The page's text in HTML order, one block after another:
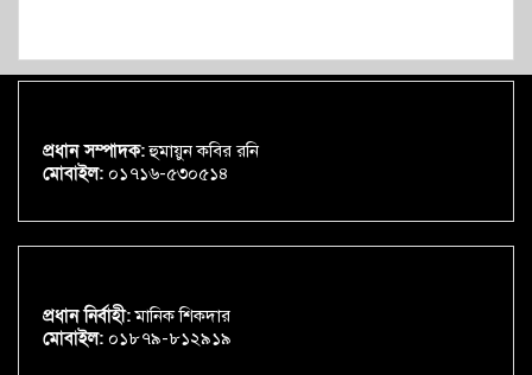
প্রধান সম্পাদক:হুমায়ুন কবির রনি
মোবাইল: ০১৭১৬-৫৩০৫১৪
প্রধান নির্বাহী:মানিক শিকদার
মোবাইল: ০১৮৭৯-৮১২৯১৯